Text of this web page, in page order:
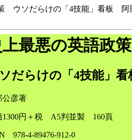
ウソだらけの「4技能」看板 阿
上最悪の英語政策
だらけの「4技能」看
公彦著
1300円＋税 A5判並製 160頁
978-4-89476-912-0